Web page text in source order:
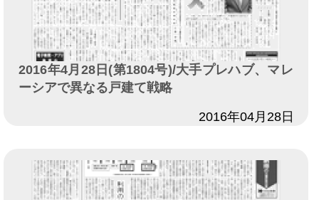
2016年4月28日(第1804号)/大手プレハブ、マレ
ーシアで異なる戸建て戦略
2016年04月28日